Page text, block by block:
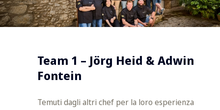
Team 1 – Jörg Heid & Adwin
Fontein
Temuti dagli altri chef per la loro esperienza